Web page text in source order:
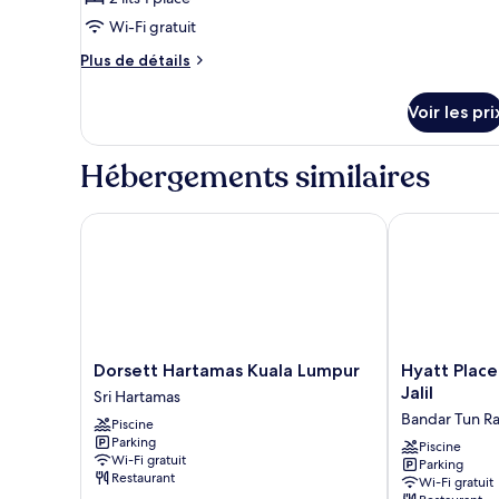
pour
ce
chambre :
Studio
Twin
Wi-Fi gratuit
Plus de détails
Plus
le
type
de
Studio
Voir les
Hébergements similaires
Dorsett
Hartamas
Kuala
Lumpur
Sri
Hartamas
Dorsett Hartamas Kuala Lumpur
Sri Hartamas
Piscine
Parking
Wi-Fi gratuit
Restaurant
Dorsett Hartamas Kuala Lumpur
Hyatt
Place
Lumpur
Bukit
Jalil
Bandar
Hyatt
Jalil
Bandar Tun
Piscine
Parking
Wi-Fi gratuit
Hyatt Place